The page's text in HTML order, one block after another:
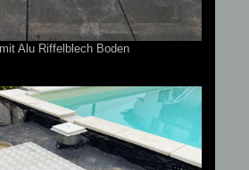
Alu Riffelblech Boden